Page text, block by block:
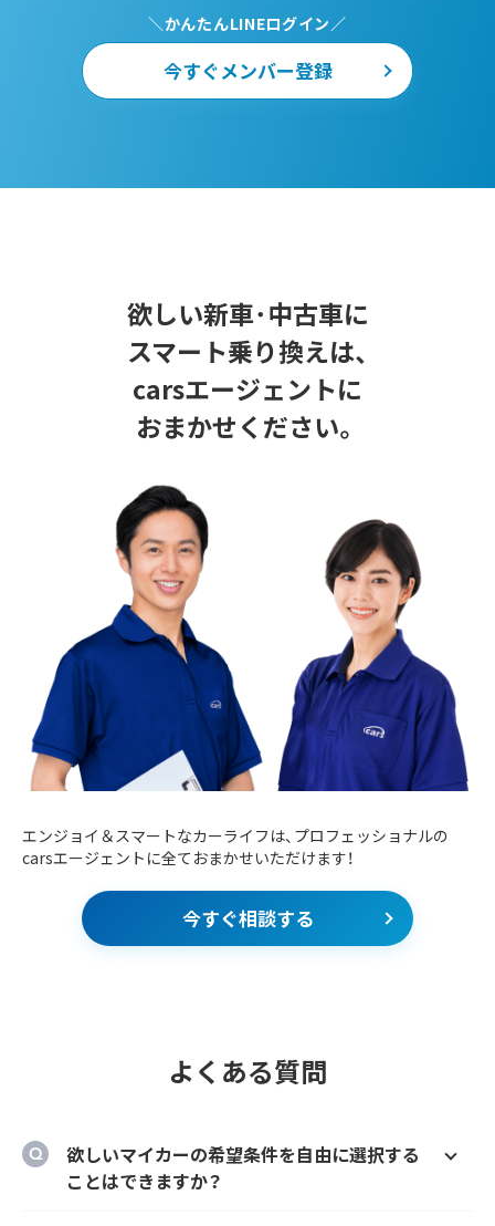
＼かんたんLINEログイン／
今すぐメンバー登録
欲しい新車･中古車に
スマート乗り換えは、
carsエージェントに
おまかせください。
エンジョイ＆スマートなカーライフは、プロフェッショナルの
carsエージェントに全ておまかせいただけます！
今すぐ相談する
よくある質問
欲しいマイカーの希望条件を自由に選択する
ことはできますか？